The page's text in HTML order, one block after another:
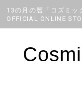
13の月の暦「コズミッ
OFFICIAL ONLINE